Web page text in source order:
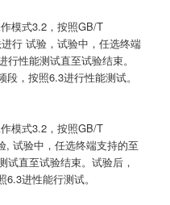
模式3.2，按照GB/T
行 试验，试验中，任选终端
性能测试直至试验结束。
，按照6.3进行性能测试。
模式3.2，按照GB/T
, 试验中，任选终端支持的至
试直至试验结束。试验后，
进性能行测试。